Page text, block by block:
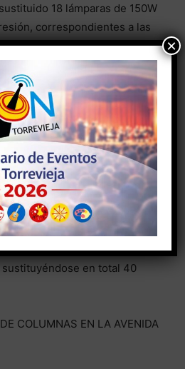
18 lámparas de 150W
correspondientes a las
que discurre a lo largo del
EN CALLE JOAQUÍN GARCÍA
JARDÍN DEL MAR
Sánchez han sido sustituidas
de vapor de mercurio con
por la incidencia de la luz
modernas tipo Onyx 2 de
a Alta Presión. Esta operación
los 8 puntos de luz de la
sustituyéndose en total 40
COLUMNAS EN LA AVENIDA
×